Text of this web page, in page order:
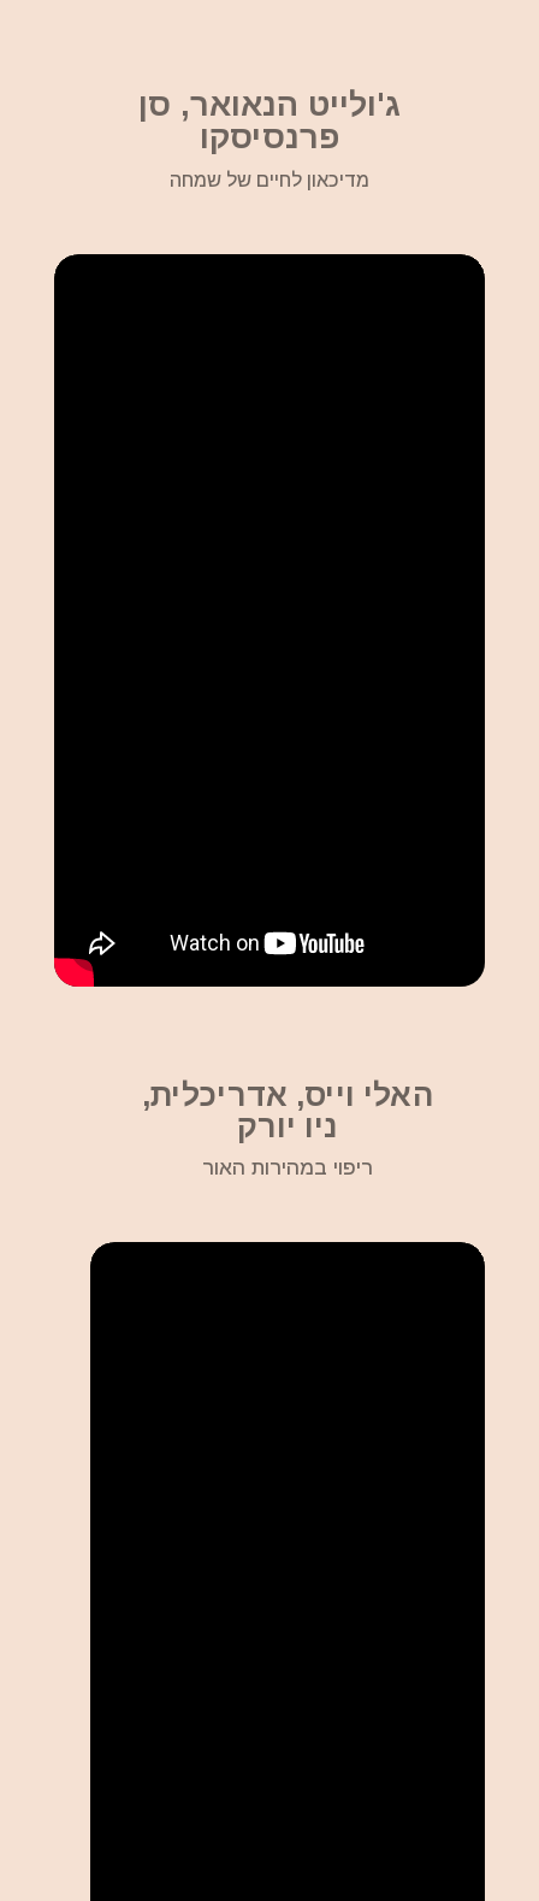
ג'ולייט הנאואר, סן
פרנסיסקו
מדיכאון לחיים של שמחה
האלי וייס, אדריכלית,
ניו יורק
ריפוי במהירות האור